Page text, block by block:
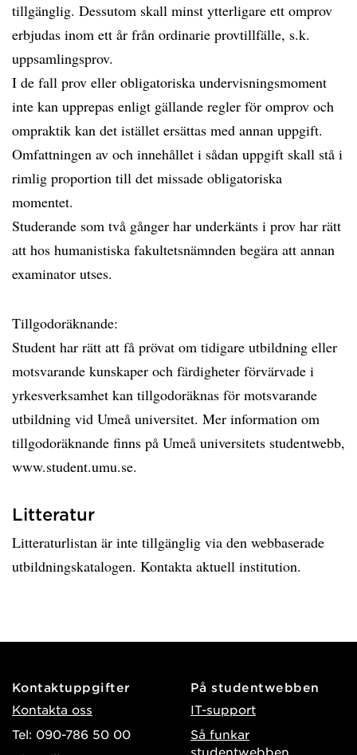
tillgänglig. Dessutom skall minst ytterligare ett omprov
erbjudas inom ett år från ordinarie provtillfälle, s.k.
uppsamlingsprov.
I de fall prov eller obligatoriska undervisningsmoment
inte kan upprepas enligt gällande regler för omprov och
ompraktik kan det istället ersättas med annan uppgift.
Omfattningen av och innehållet i sådan uppgift skall stå i
rimlig proportion till det missade obligatoriska
momentet.
Studerande som två gånger har underkänts i prov har rätt
att hos humanistiska fakultetsnämnden begära att annan
examinator utses.
Tillgodoräknande:
Student har rätt att få prövat om tidigare utbildning eller
motsvarande kunskaper och färdigheter förvärvade i
yrkesverksamhet kan tillgodoräknas för motsvarande
utbildning vid Umeå universitet. Mer information om
tillgodoräknande finns på Umeå universitets studentwebb,
www.student.umu.se.
Litteratur
Litteraturlistan är inte tillgänglig via den webbaserade
utbildningskatalogen. Kontakta aktuell institution.
Kontaktuppgifter
Kontakta oss
Tel: 090-786 50 00
På studentwebben
IT-support
Så funkar
studentwebben